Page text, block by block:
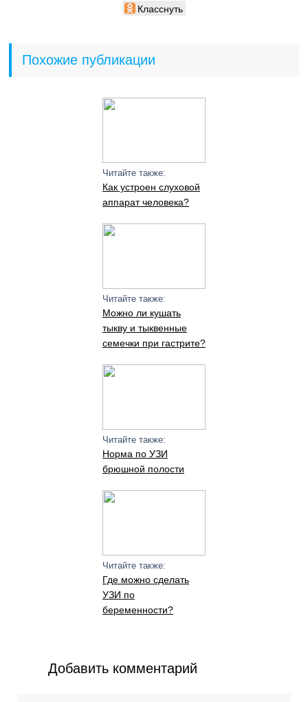
Класснуть
Похожие публикации
Читайте также:
Как устроен слуховой
аппарат человека?
Читайте также:
Можно ли кушать
тыкву и тыквенные
семечки при гастрите?
Читайте также:
Норма по УЗИ
брюшной полости
Читайте также:
Где можно сделать
УЗИ по
беременности?
Добавить комментарий